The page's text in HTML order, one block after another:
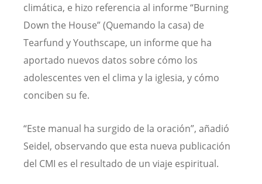
climática, e hizo referencia al informe “Burning
Down the House” (Quemando la casa) de
Tearfund y Youthscape, un informe que ha
aportado nuevos datos sobre cómo los
adolescentes ven el clima y la iglesia, y cómo
conciben su fe.
“Este manual ha surgido de la oración”, añadió
Seidel, observando que esta nueva publicación
del CMI es el resultado de un viaje espiritual.